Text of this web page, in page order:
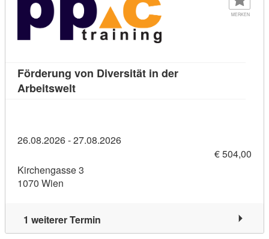
MERKEN
Förderung von Diversität in der
ArbeitsweltKursdetail: Förderung von Diversität in
26.08.2026 - 27.08.2026
€ 504,00
Kirchengasse 3
1070 Wien
1 weiterer Termin